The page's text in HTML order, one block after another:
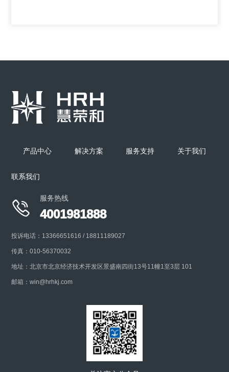
药用八级安德森采样器
产品中心 解决方案 服务支持 关于我们
联系我们

服务热线
4001981888
投诉电话：13366651616 / 18811189027
传真：010-56370032
地址：北京市北京经济技术开发区景盛南四街13号11幢1至3层 101
邮箱：win@hrhkj.com